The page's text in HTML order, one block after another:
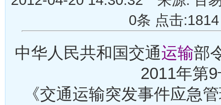
0条 点击:1814
中华人民共和国交通运输部
2011年第
《交通运输突发事件应急